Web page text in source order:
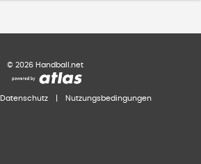
© 2026 Handball.net
Datenschutz Nutzungsbedingungen